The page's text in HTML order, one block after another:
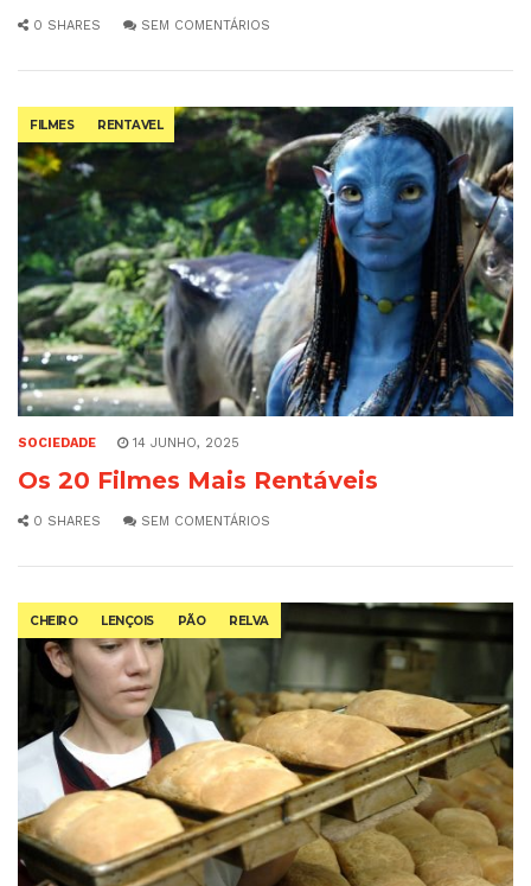
0 SHARES SEM COMENTÁRIOS
FILMES RENTAVEL
SOCIEDADE 14 JUNHO, 2025
Os 20 Filmes Mais Rentáveis
0 SHARES SEM COMENTÁRIOS
CHEIRO LENÇOIS PÃO RELVA